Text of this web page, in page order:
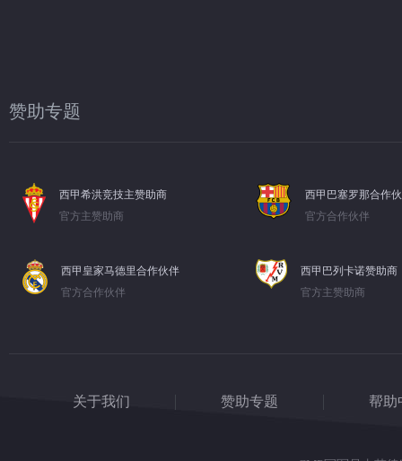
赞助专题
西甲希洪竞技主赞助商
官方主赞助商
西甲巴塞罗那合作
官方合作伙伴
西甲皇家马德里合作伙伴
官方合作伙伴
西甲巴列卡诺赞助商
官方主赞助商
关于我们 赞助专题 帮助